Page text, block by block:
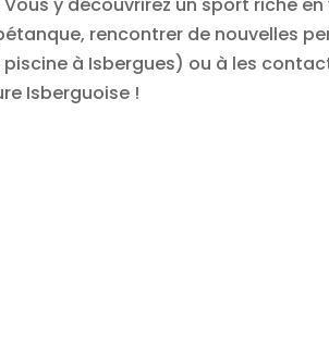
y découvrirez un sport riche en
rencontrer de nouvelles
à Isbergues) ou à les
Isberguoise !